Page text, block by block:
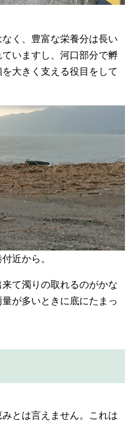
く、豊富な栄養分は長い
いますし、河口部分で孵
大きく支える役目をして
近から。
て濁りの取れるのがかな
が多いときに底にたまっ
とは言えません。これは